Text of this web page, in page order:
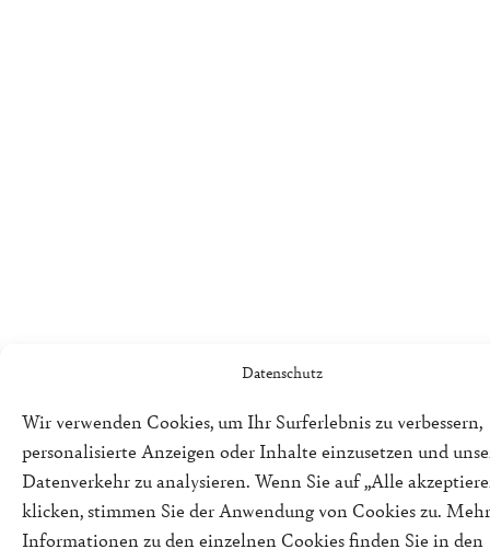
Datenschutz
Wir verwenden Cookies, um Ihr Surferlebnis zu verbessern,
personalisierte Anzeigen oder Inhalte einzusetzen und
Datenverkehr zu analysieren. Wenn Sie auf „Alle
klicken, stimmen Sie der Anwendung von Cookies zu. Mehr
Informationen zu den einzelnen Cookies finden Sie in den